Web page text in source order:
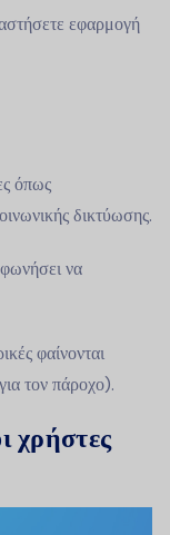
εφαρμογή
όπως
δικτύωσης.
να
φαίνονται
τον πάροχο).
χρήστες